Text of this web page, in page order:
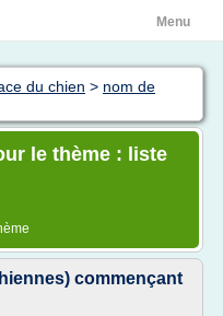
Menu
du chien > nom de
le thème : liste
commençant